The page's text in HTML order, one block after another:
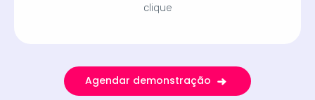
clique
Agendar demonstração